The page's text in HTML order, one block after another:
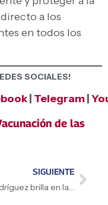
a los
en todos los
SOCIALES!
Telegram
de las
SIGUIENTE
Rosa Rodríguez brilla en la tercera parada de la Liga Nacional de Atletismo